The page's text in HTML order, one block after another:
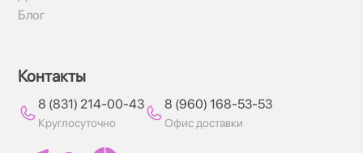
Блог
Контакты
8 (831) 214-00-43
Круглосуточно
8 (960) 168-53-53
Офис доставки